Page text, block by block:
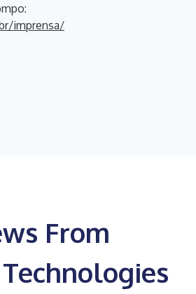
imprensa/
From